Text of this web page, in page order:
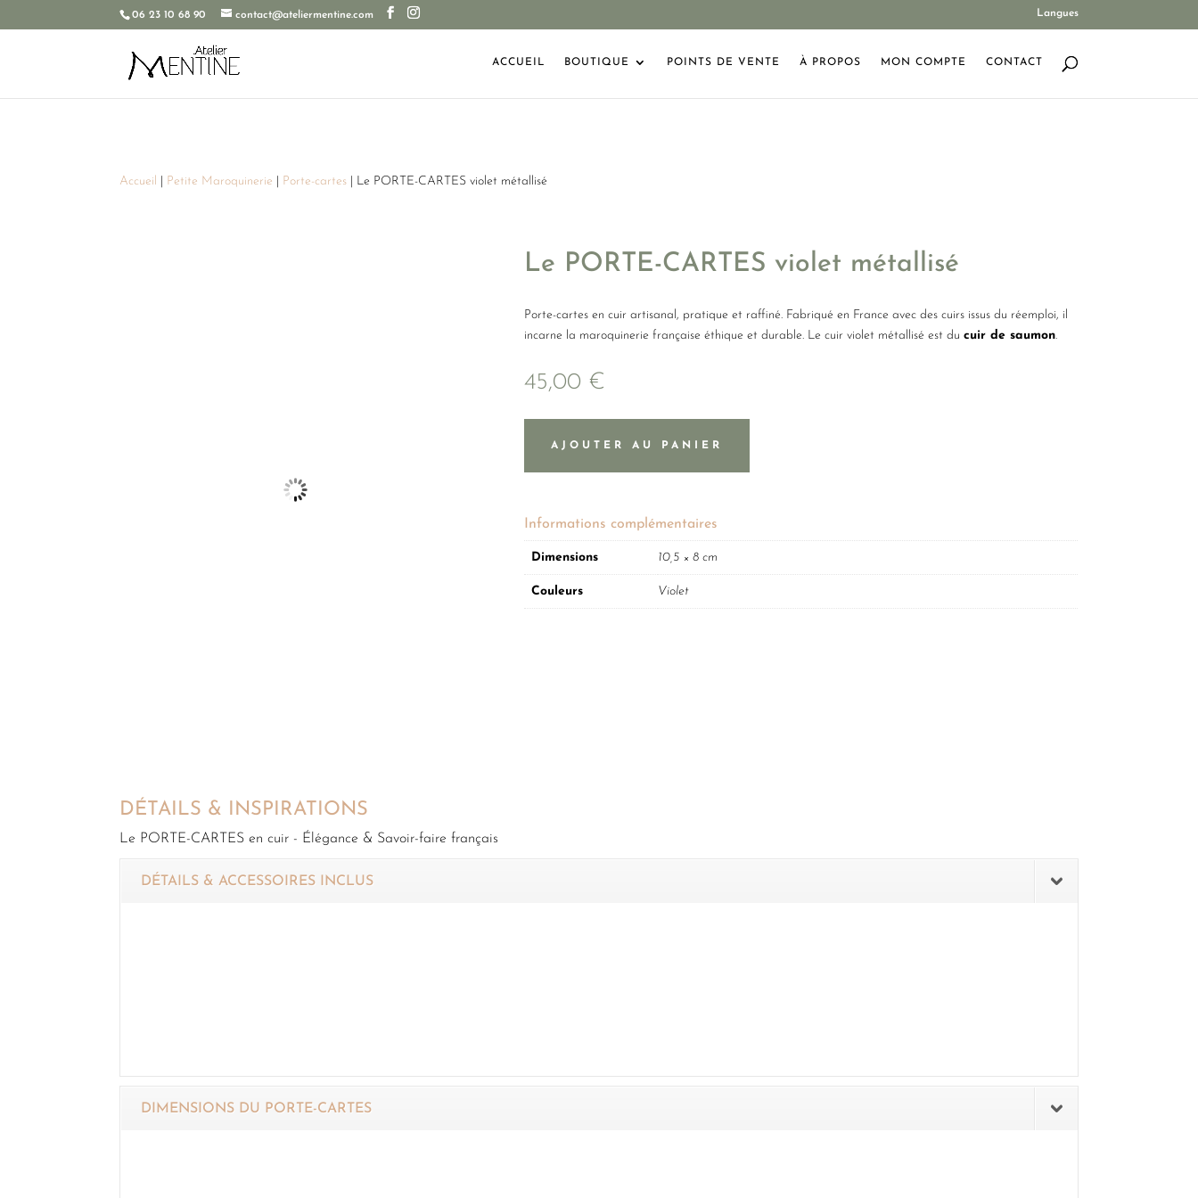
06 23 10 68 90 contact@ateliermentine.com Langues
ACCUEIL BOUTIQUE POINTS DE VENTE À PROPOS MON COMPTE CONTACT
Accueil Petite Maroquinerie Porte-cartes | Le PORTE-CARTES violet métallisé
Le PORTE-CARTES violet métallisé
Porte-cartes en cuir artisanal, pratique et raffiné. Fabriqué en France avec des cuirs issus du réemploi, il
incarne la maroquinerie française éthique et durable. Le cuir violet métallisé est ducuir de saumon.
45,00 €
AJOUTER AU PANIER
Informations complémentaires
Dimensions 10,5 × 8 cm
Couleurs Violet
DÉTAILS & INSPIRATIONS
Le PORTE-CARTES en cuir - Élégance & Savoir-faire français
DÉTAILS & ACCESSOIRES INCLUS
DIMENSIONS DU PORTE-CARTES